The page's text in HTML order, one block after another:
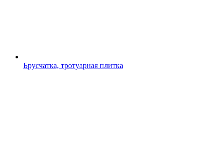
Брусчатка, тротуарная плитка